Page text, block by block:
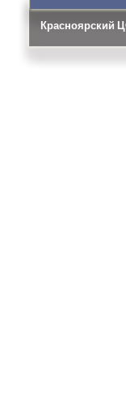
Красноярский